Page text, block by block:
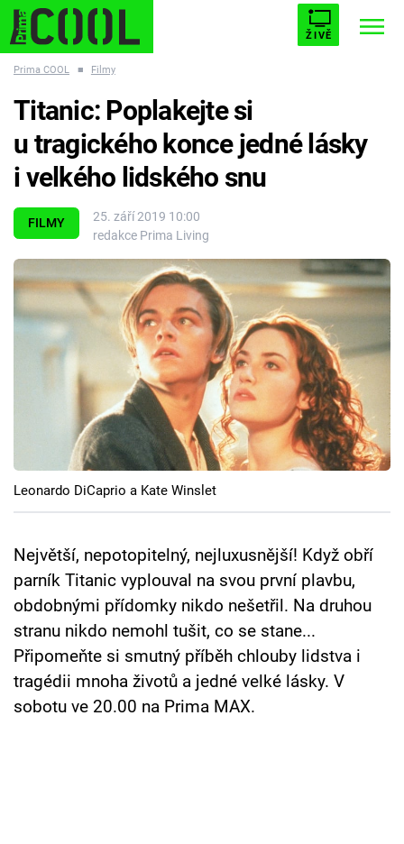
ŽIVĚ
ESCAPE PLNEJ KOTEL AVENGERS 5
Témata
Filmy
Seriály
Cool Esport
Pořady
TV Program
Sledujte prima+
Přihlášení
Sledujte nás
Prima COOL ■ Filmy
FILMY
25. září 2019 10:00
redakce Prima Living
Titanic: Poplakejte si
u tragického konce jedné lásky
i velkého lidského snu
Leonardo DiCaprio a Kate Winslet
Největší, nepotopitelný, nejluxusnější! Když obří
parník Titanic vyplouval na svou první plavbu,
obdobnými přídomky nikdo nešetřil. Na druhou
stranu nikdo nemohl tušit, co se stane...
Připomeňte si smutný příběh chlouby lidstva i
tragédii mnoha životů a jedné velké lásky. V
sobotu ve 20.00 na Prima MAX.